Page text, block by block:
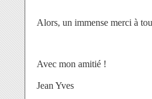
Alors, un immense merci à
Avec mon amitié !
Jean Yves